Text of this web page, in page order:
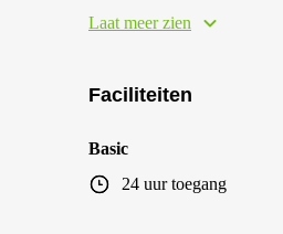
Laat meer zien
Faciliteiten
Basic
24 uur toegang